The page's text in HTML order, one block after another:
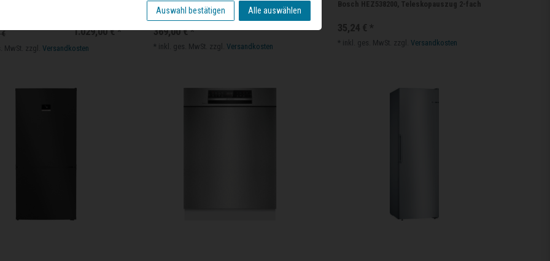
€
1.029,00 € *
MwSt. zzgl.Versandkosten
Bosch Serie 2 DWB93BC60, Wandesse, 90
cm, Mattschwarz
369,00 € *
* inkl. ges. MwSt. zzgl.Versandkosten
Bosch HEZ538200, Teleskopauszug 2-fach
35,24 € *
* inkl. ges. MwSt. zzgl.Versandkosten
Auswahl bestätigen Alle auswählen